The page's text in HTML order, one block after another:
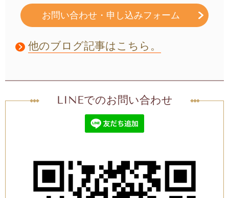
お問い合わせ・申し込みフォーム
他のブログ記事はこちら。
LINEでのお問い合わせ